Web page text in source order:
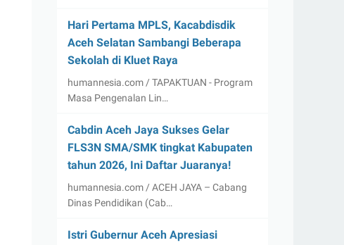
Hari Pertama MPLS, Kacabdisdik
Aceh Selatan Sambangi Beberapa
Sekolah di Kluet Raya
humannesia.com / TAPAKTUAN - Program
Masa Pengenalan Lin…
Cabdin Aceh Jaya Sukses Gelar
FLS3N SMA/SMK tingkat Kabupaten
tahun 2026, Ini Daftar Juaranya!
humannesia.com / ACEH JAYA – Cabang
Dinas Pendidikan (Cab…
Istri Gubernur Aceh Apresiasi